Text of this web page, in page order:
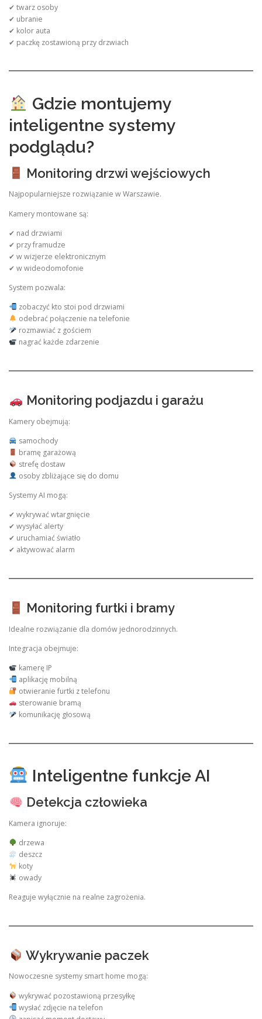
✔ twarz osoby
✔ ubranie
✔ kolor auta
✔ paczkę zostawioną przy drzwiach
Gdzie montujemy
inteligentne systemy
podglądu?
Monitoring drzwi wejściowych
Najpopularniejsze rozwiązanie w Warszawie.
Kamery montowane są:
✔ nad drzwiami
✔ przy framudze
✔ w wizjerze elektronicznym
✔ w wideodomofonie
System pozwala:
zobaczyć kto stoi pod drzwiami
odebrać połączenie na telefonie
rozmawiać z gościem
nagrać każde zdarzenie
Monitoring podjazdu i garażu
Kamery obejmują:
samochody
bramę garażową
strefę dostaw
osoby zbliżające się do domu
Systemy AI mogą:
✔ wykrywać wtargnięcie
✔ wysyłać alerty
✔ uruchamiać światło
✔ aktywować alarm
Monitoring furtki i bramy
Idealne rozwiązanie dla domów jednorodzinnych.
Integracja obejmuje:
kamerę IP
aplikację mobilną
otwieranie furtki z telefonu
sterowanie bramą
komunikację głosową
Inteligentne funkcje AI
Detekcja człowieka
Kamera ignoruje:
drzewa
deszcz
koty
owady
Reaguje wyłącznie na realne zagrożenia.
Wykrywanie paczek
Nowoczesne systemy smart home mogą:
wykrywać pozostawioną przesyłkę
wysłać zdjęcie na telefon